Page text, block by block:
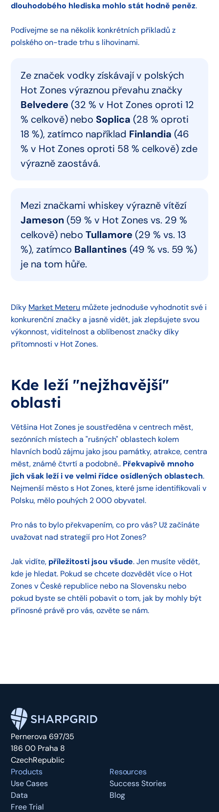
dlouhodobého hlediska mohlo stát hodně peněz.
Podívejme se na několik konkrétních příkladů z
polského on-trade trhu s lihovinami.
Ze značek vodky získávají v polských
Hot Zones výraznou převahu značky
Belvedere (32 % v Hot Zones oproti 12
% celkově) nebo Soplica (28 % oproti
18 %), zatímco například Finlandia (46
% v Hot Zones oproti 58 % celkově) zde
výrazně zaostává.
Mezi značkami whiskey výrazně vítězí
Jameson (59 % v Hot Zones vs. 29 %
celkově) neboTullamore (29 % vs. 13
%), zatímco Ballantines (49 % vs. 59 %)
je na tom hůře.
Díky Market Meteru můžete jednoduše vyhodnotit své i
konkurenční značky a jasně vidět, jak zlepšujete svou
výkonnost, viditelnost a oblíbenost značky díky
přítomnosti v Hot Zones.
Kde leží "nejžhavější"
oblasti
Většina Hot Zones je soustředěna v centrech měst,
sezónních místech a "rušných" oblastech kolem
hlavních bodů zájmu jako jsou památky, atrakce, centra
měst, známé čtvrtí a podobně.. Překvapivě mnoho
jich však leží i ve velmi řídce osídlených oblastech.
Nejmenší město s Hot Zones, které jsme identifikovali v
Polsku, mělo pouhých 2 000 obyvatel.
Pro nás to bylo překvapením, co pro vás? Už začínáte
uvažovat nad strategií pro Hot Zones?
Jak vidíte, příležitosti jsou všude. Jen musíte vědět,
kde je hledat. Pokud se chcete dozvědět více o Hot
Zones v České republice nebo na Slovensku nebo
pokud byste se chtěli pobavit o tom, jak by mohly být
přínosné právě pro vás, ozvěte se nám.
Pernerova 697/35
186 00 Praha 8
CzechRepublic
Products
Use Cases
Data
Free Trial
Resources
Success Stories
Blog